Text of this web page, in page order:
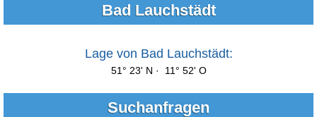
Bad Lauchstädt
Lage von Bad Lauchstädt:
51° 23' N · 11° 52' O
Suchanfragen